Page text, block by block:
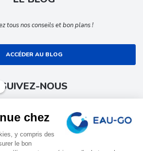
tous nos conseils et bon plans !
ACCÉDER AU BLOG
SUIVEZ-NOUS
toute l’actualité EAU-GO